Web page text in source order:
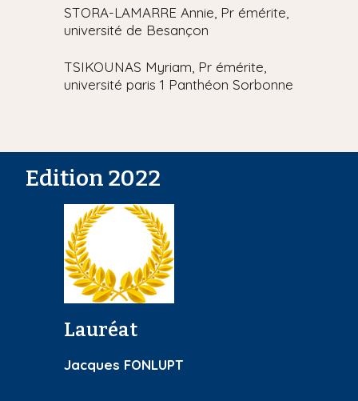
STORA-LAMARRE Annie, Pr émérite,
université de Besançon
TSIKOUNAS Myriam, Pr émérite,
université paris 1 Panthéon Sorbonne
Edition 2022
Lauréat
Jacques FONLUPT